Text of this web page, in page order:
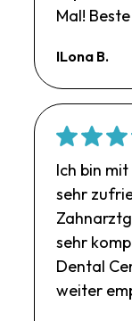
Mal!
ILona B.
Ich bin
sehr
sehr
Dental
weiter